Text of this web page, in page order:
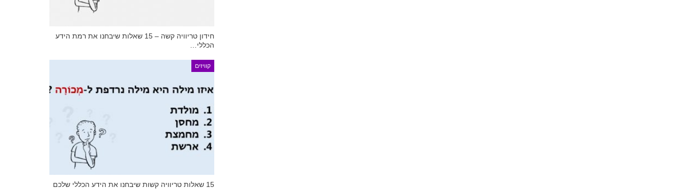
חידון טריוויה קשה – 15 שאלות שיבחנו את רמת הידע
הכללי…
קוויזים
15 שאלות טריוויה קשות שיבחנו את הידע הכללי שלכם